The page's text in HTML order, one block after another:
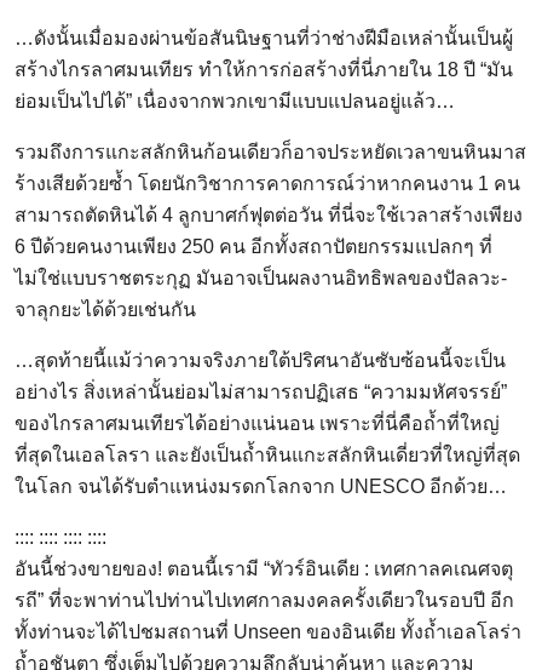
…ดังนั้นเมื่อมองผ่านข้อสันนิษฐานที่ว่าช่างฝีมือเหล่านั้นเป็นผู้
สร้างไกรลาศมนเทียร ทำให้การก่อสร้างที่นี่ภายใน 18 ปี “มัน
ย่อมเป็นไปได้” เนื่องจากพวกเขามีแบบแปลนอยู่แล้ว…
รวมถึงการแกะสลักหินก้อนเดียวก็อาจประหยัดเวลาขนหินมาส
ร้างเสียด้วยซ้ำ โดยนักวิชาการคาดการณ์ว่าหากคนงาน 1 คน
สามารถตัดหินได้ 4 ลูกบาศก์ฟุตต่อวัน ที่นี่จะใช้เวลาสร้างเพียง
6 ปีด้วยคนงานเพียง 250 คน อีกทั้งสถาปัตยกรรมแปลกๆ ที่
ไม่ใช่แบบราชตระกุฏ มันอาจเป็นผลงานอิทธิพลของปัลลวะ-
จาลุกยะได้ด้วยเช่นกัน
…สุดท้ายนี้แม้ว่าความจริงภายใต้ปริศนาอันซับซ้อนนี้จะเป็น
อย่างไร สิ่งเหล่านั้นย่อมไม่สามารถปฏิเสธ “ความมหัศจรรย์”
ของไกรลาศมนเทียรได้อย่างแน่นอน เพราะที่นี่คือถ้ำที่ใหญ่
ที่สุดในเอลโลรา และยังเป็นถ้ำหินแกะสลักหินเดี่ยวที่ใหญ่ที่สุด
ในโลก จนได้รับตำแหน่งมรดกโลกจาก UNESCO อีกด้วย…
:::: :::: :::: ::::
อันนี้ช่วงขายของ! ตอนนี้เรามี “ทัวร์อินเดีย : เทศกาลคเณศจตุ
รถี” ที่จะพาท่านไปท่านไปเทศกาลมงคลครั้งเดียวในรอบปี อีก
ทั้งท่านจะได้ไปชมสถานที่ Unseen ของอินเดีย ทั้งถ้ำเอลโลร่า
ถ้ำอชันตา ซึ่งเต็มไปด้วยความลึกลับน่าค้นหา และความ